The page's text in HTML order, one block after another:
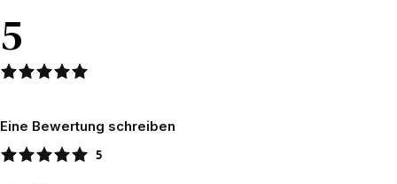
5
Eine Bewertung schreiben
5